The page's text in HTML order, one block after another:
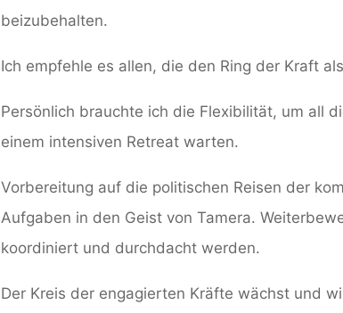
beizubehalten.
Ich empfehle es allen, die den Ring der Kraft
Persönlich brauchte ich die Flexibilität, um all
einem intensiven Retreat warten.
Vorbereitung auf die politischen Reisen der
Aufgaben in den Geist von Tamera.
koordiniert und durchdacht werden.
Der Kreis der engagierten Kräfte wächst und